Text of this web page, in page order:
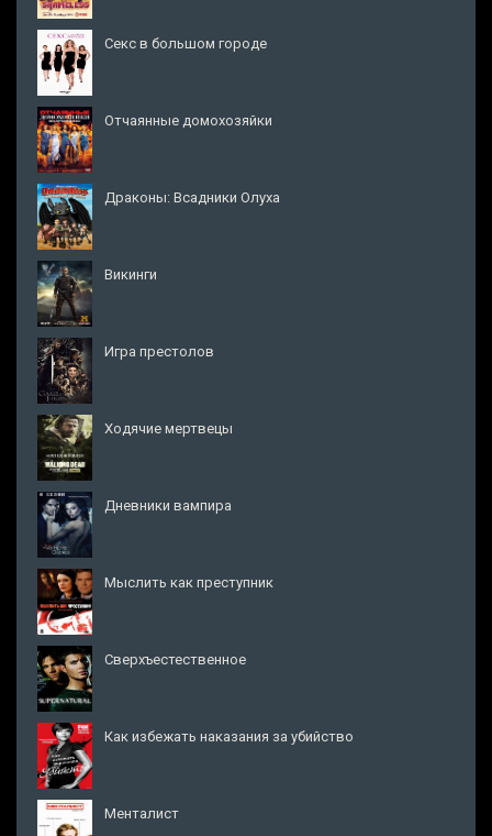
Секс в большом городе
Отчаянные домохозяйки
Драконы: Всадники Олуха
Викинги
Игра престолов
Ходячие мертвецы
Дневники вампира
Мыслить как преступник
Сверхъестественное
Как избежать наказания за убийство
Менталист